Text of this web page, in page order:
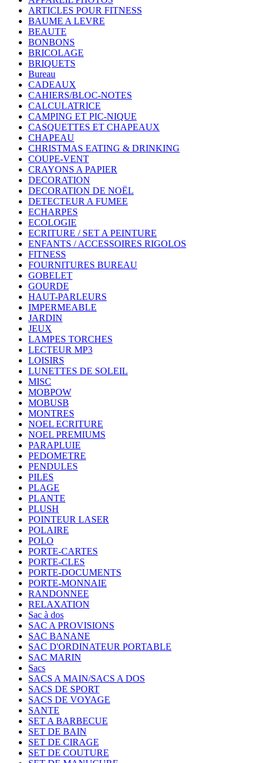
ARTICLES POUR FITNESS
BAUME A LEVRE
BEAUTE
BONBONS
BRICOLAGE
BRIQUETS
Bureau
CADEAUX
CAHIERS/BLOC-NOTES
CALCULATRICE
CAMPING ET PIC-NIQUE
CASQUETTES ET CHAPEAUX
CHAPEAU
CHRISTMAS EATING & DRINKING
COUPE-VENT
CRAYONS A PAPIER
DECORATION
DECORATION DE NOËL
DETECTEUR A FUMEE
ECHARPES
ECOLOGIE
ECRITURE / SET A PEINTURE
ENFANTS / ACCESSOIRES RIGOLOS
FITNESS
FOURNITURES BUREAU
GOBELET
GOURDE
HAUT-PARLEURS
IMPERMEABLE
JARDIN
JEUX
LAMPES TORCHES
LECTEUR MP3
LOISIRS
LUNETTES DE SOLEIL
MISC
MOBPOW
MOBUSB
MONTRES
NOEL ECRITURE
NOEL PREMIUMS
PARAPLUIE
PEDOMETRE
PENDULES
PILES
PLAGE
PLANTE
PLUSH
POINTEUR LASER
POLAIRE
POLO
PORTE-CARTES
PORTE-CLES
PORTE-DOCUMENTS
PORTE-MONNAIE
RANDONNEE
RELAXATION
Sac à dos
SAC A PROVISIONS
SAC BANANE
SAC D'ORDINATEUR PORTABLE
SAC MARIN
Sacs
SACS A MAIN/SACS A DOS
SACS DE SPORT
SACS DE VOYAGE
SANTE
SET A BARBECUE
SET DE BAIN
SET DE CIRAGE
SET DE COUTURE